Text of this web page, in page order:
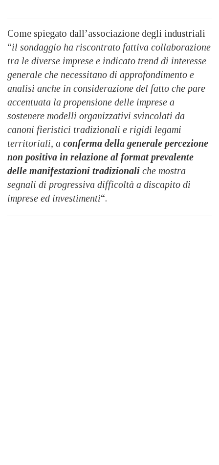
Come spiegato dall’associazione degli industriali
“il sondaggio ha riscontrato fattiva collaborazione
tra le diverse imprese e indicato trend di interesse
generale che necessitano di approfondimento e
analisi anche in considerazione del fatto che pare
accentuata la propensione delle imprese a
sostenere modelli organizzativi svincolati da
canoni fieristici tradizionali e rigidi legami
territoriali, a conferma della generale percezione
non positiva in relazione al format prevalente
delle manifestazioni tradizionali che mostra
segnali di progressiva difficoltà a discapito di
imprese ed investimenti“.